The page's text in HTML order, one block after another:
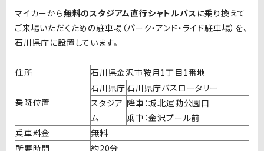
マイカーから無料のスタジアム直行シャトルバス に乗り換えて
ご来場いただくための駐車場（パーク・アンド・ライド駐車場）を、
石川県庁に設置しています。
住所 石川県金沢市鞍月1丁目1番地
乗降位置
石川県庁石川県庁バスロータリー
スタジア
ム
降車：城北運動公園口
乗車：金沢プール前
乗車料金
無料
所要時間
約20分